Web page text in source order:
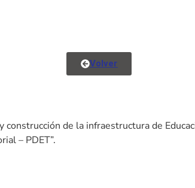
Volver
de la infraestructura de
– PDET”.